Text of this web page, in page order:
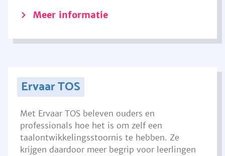
Meer informatie
Ervaar TOS
Met Ervaar TOS beleven ouders en
professionals hoe het is om zelf een
taalontwikkelingsstoornis te hebben. Ze
krijgen daardoor meer begrip voor leerlingen